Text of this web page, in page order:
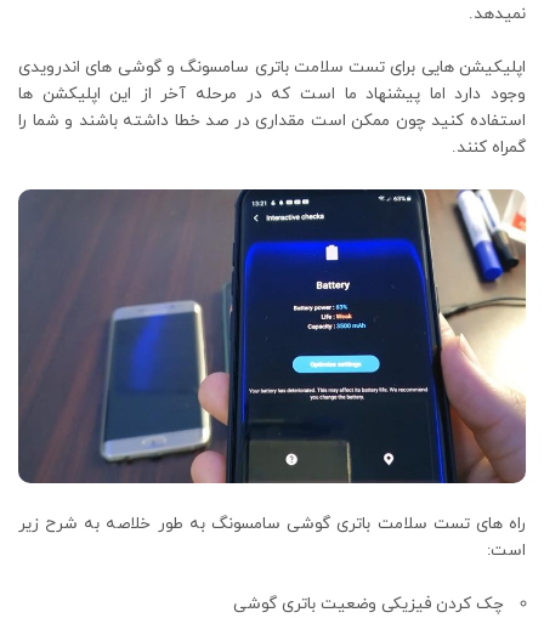
نمیدهد.
اپلیکیشن هایی برای تست سلامت باتری سامسونگ و گوشی های اندرویدی
وجود دارد اما پیشنهاد ما است که در مرحله آخر از این اپلیکشن ها
استفاده کنید چون ممکن است مقداری در صد خطا داشته باشند و شما را
گمراه کنند.
راه های تست سلامت باتری گوشی سامسونگ به طور خلاصه به شرح زیر
است:
چک کردن فیزیکی وضعیت باتری گوشی